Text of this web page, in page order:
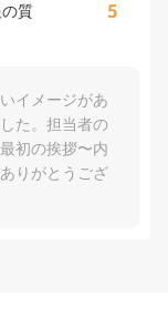
質 5
イメージがあ
た。担当者の
初の挨拶〜内
りがとうござ